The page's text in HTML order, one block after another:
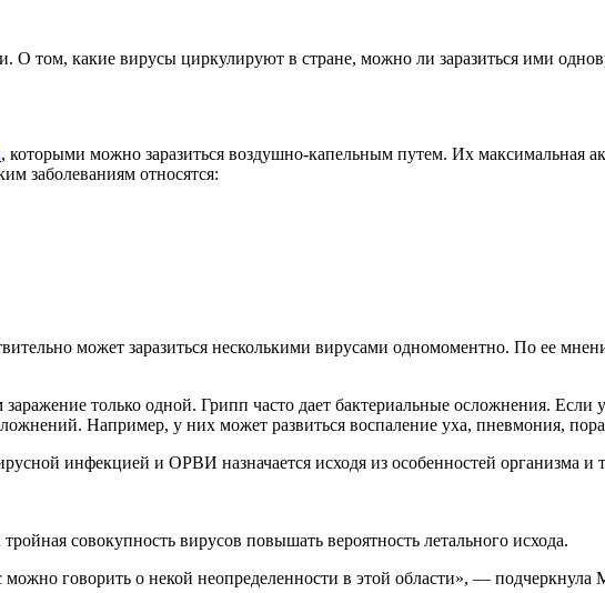
О том, какие вирусы циркулируют в стране, можно ли заразиться ими
, которыми можно заразиться воздушно-капельным путем. Их максимальная
заболеваниям относятся:
может заразиться несколькими вирусами одномоментно. По ее
только одной. Грипп часто дает бактериальные осложнения.
Например, у них может развиться воспаление уха, пневмония,
инфекцией и ОРВИ назначается исходя из особенностей организма и
совокупность вирусов повышать вероятность летального исхода.
говорить о некой неопределенности в этой области», — подчеркнула